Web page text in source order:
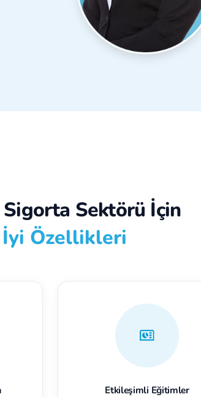
Sektörü İçin
İyi Özellikleri
Etkileşimli Eğitimler